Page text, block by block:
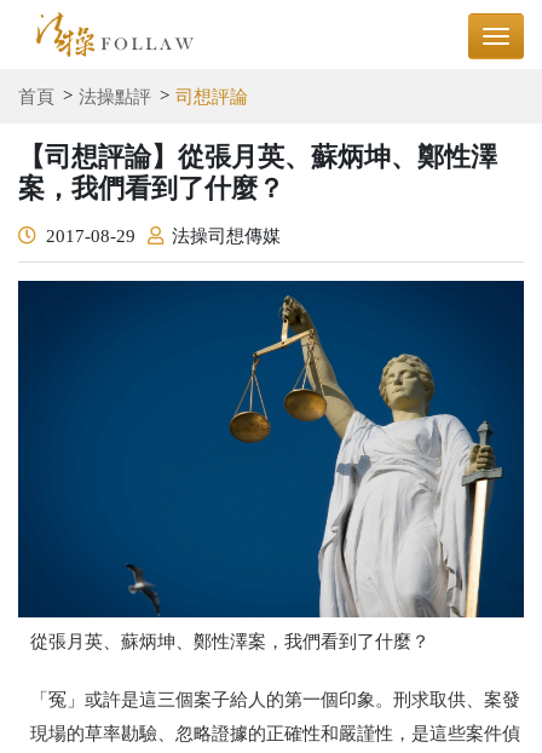
首頁 法操點評 司想評論
【司想評論】從張月英、蘇炳坤、鄭性澤
案，我們看到了什麼？
2017-08-29 法操司想傳媒
從張月英、蘇炳坤、鄭性澤案，我們看到了什麼？
「冤」或許是這三個案子給人的第一個印象。刑求取供、案發
現場的草率勘驗、忽略證據的正確性和嚴謹性，是這些案件偵